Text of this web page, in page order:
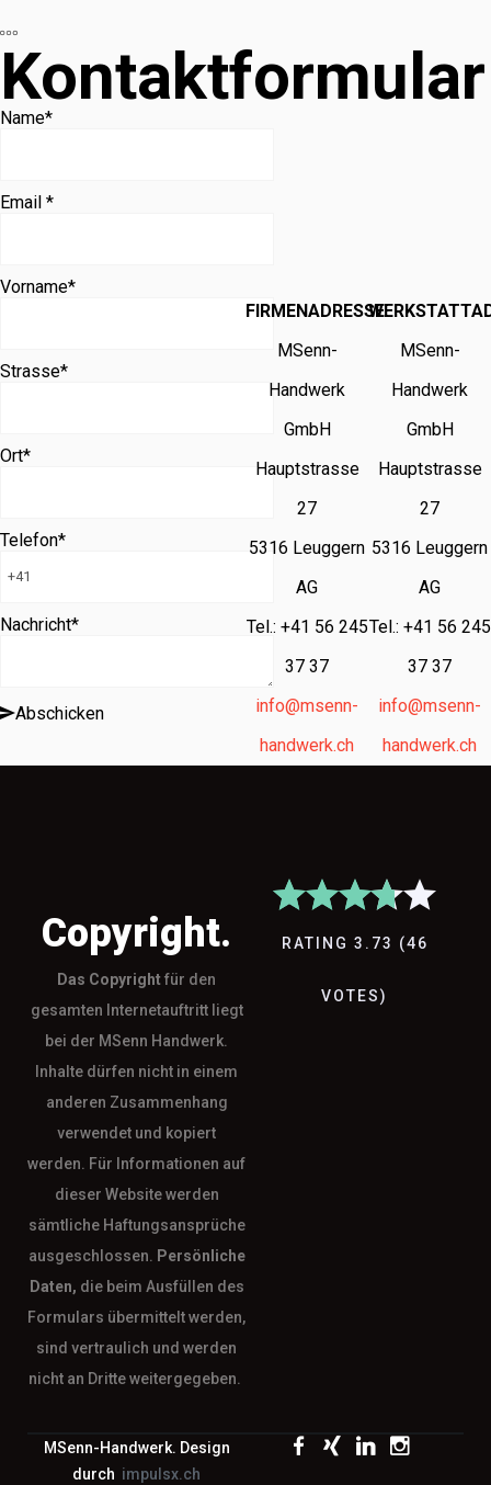
Kontaktformular
Name*
Email *
Vorname*
Strasse*
Ort*
Telefon*
Nachricht*
Abschicken
FIRMENADRESSE
MSenn-
Handwerk
GmbH
Hauptstrasse
27
5316 Leuggern
AG
Tel.: +41 56 245
37 37
info@msenn-
handwerk.ch
MSenn-
Handwerk
GmbH
Hauptstrasse
27
5316 Leuggern
AG
Tel.: +41 56 245
37 37
info@msenn-
handwerk.ch
Copyright.
Das Copyrightfür den
gesamten Internetauftritt liegt
bei der MSenn Handwerk.
Inhalte dürfen nicht in einem
anderen Zusammenhang
verwendet und kopiert
werden. Für Informationen auf
dieser Website werden
sämtliche Haftungsansprüche
ausgeschlossen. Persönliche
Daten, die beim Ausfüllen des
Formulars übermittelt werden,
sind vertraulich und werden
nicht an Dritte weitergegeben.
RATING 3.73 (46
VOTES)
MSenn-Handwerk. Design
durch impulsx.ch